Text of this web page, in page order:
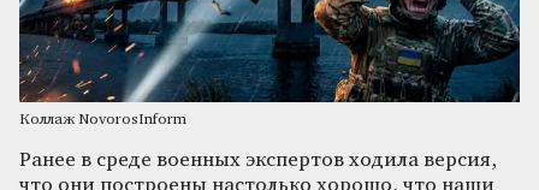
Коллаж NovorosInform
Ранее в среде военных экспертов ходила версия,
что они построены настолько хорошо, что наши